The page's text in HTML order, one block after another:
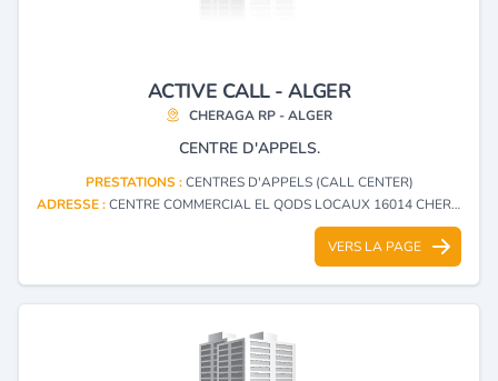
ACTIVE CALL - ALGER
CHERAGA RP - ALGER
CENTRE D'APPELS.
PRESTATIONS :CENTRES D'APPELS (CALL CENTER)
ADRESSE :CENTRE COMMERCIAL EL QODS LOCAUX 16014 CHERAGA RP - ALGER
VERS LA PAGE